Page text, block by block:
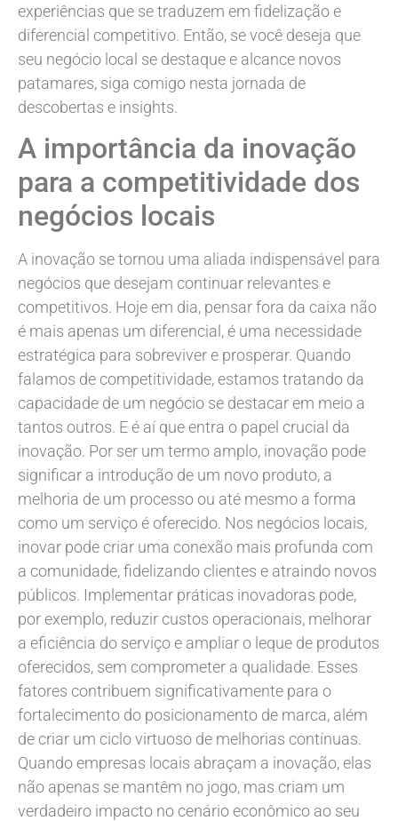
experiências que se traduzem em fidelização e
diferencial competitivo. Então, se você deseja que
seu negócio local se destaque e alcance novos
patamares, siga comigo nesta jornada de
descobertas e insights.
A importância da inovação
para a competitividade dos
negócios locais
A inovação se tornou uma aliada indispensável para
negócios que desejam continuar relevantes e
competitivos. Hoje em dia, pensar fora da caixa não
é mais apenas um diferencial, é uma necessidade
estratégica para sobreviver e prosperar. Quando
falamos de competitividade, estamos tratando da
capacidade de um negócio se destacar em meio a
tantos outros. E é aí que entra o papel crucial da
inovação. Por ser um termo amplo, inovação pode
significar a introdução de um novo produto, a
melhoria de um processo ou até mesmo a forma
como um serviço é oferecido. Nos negócios locais,
inovar pode criar uma conexão mais profunda com
a comunidade, fidelizando clientes e atraindo novos
públicos. Implementar práticas inovadoras pode,
por exemplo, reduzir custos operacionais, melhorar
a eficiência do serviço e ampliar o leque de produtos
oferecidos, sem comprometer a qualidade. Esses
fatores contribuem significativamente para o
fortalecimento do posicionamento de marca, além
de criar um ciclo virtuoso de melhorias contínuas.
Quando empresas locais abraçam a inovação, elas
não apenas se mantêm no jogo, mas criam um
verdadeiro impacto no cenário econômico ao seu